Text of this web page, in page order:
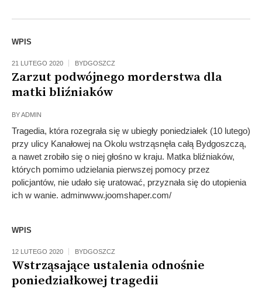
WPIS
21 LUTEGO 2020 BYDGOSZCZ
Zarzut podwójnego morderstwa dla
matki bliźniaków
BYADMIN
Tragedia, która rozegrała się w ubiegły poniedziałek (10 lutego)
przy ulicy Kanałowej na Okolu wstrząsnęła całą Bydgoszczą,
a nawet zrobiło się o niej głośno w kraju. Matka bliźniaków,
których pomimo udzielania pierwszej pomocy przez
policjantów, nie udało się uratować, przyznała się do utopienia
ich w wanie. adminwww.joomshaper.com/
WPIS
12 LUTEGO 2020 BYDGOSZCZ
Wstrząsające ustalenia odnośnie
poniedziałkowej tragedii